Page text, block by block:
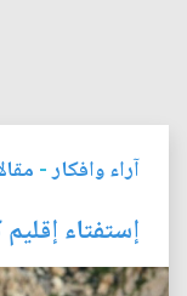
آراء وافكار-
إستفتاء